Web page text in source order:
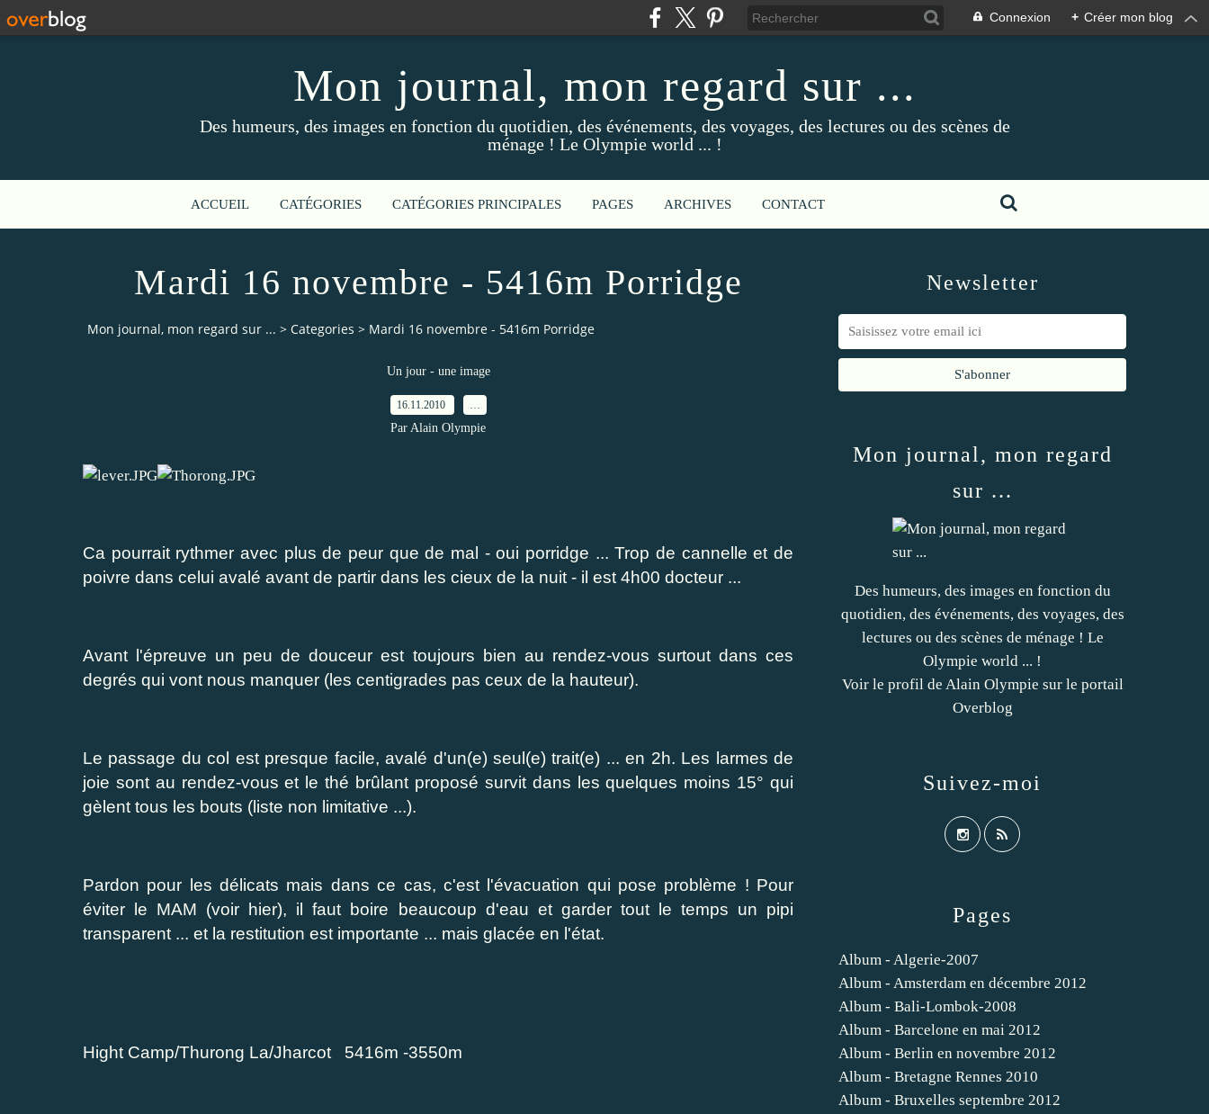
Connexion + Créer mon blog
Mon journal, mon regard sur ...
Des humeurs, des images en fonction du quotidien, des événements, des voyages, des lectures ou des scènes de
ménage ! Le Olympie world ... !
ACCUEIL CATÉGORIES CATÉGORIES PRINCIPALES PAGES ARCHIVES CONTACT
Mardi 16 novembre - 5416m Porridge
Mon journal, mon regard sur ... > Categories > Mardi 16 novembre - 5416m Porridge
Un jour - une image
16.11.2010
Par Alain Olympie
Ca pourrait rythmer avec plus de peur que de mal - oui porridge ... Trop de cannelle et de
poivre dans celui avalé avant de partir dans les cieux de la nuit - il est 4h00 docteur ...
Avant l'épreuve un peu de douceur est toujours bien au rendez-vous surtout dans ces
degrés qui vont nous manquer (les centigrades pas ceux de la hauteur).
Le passage du col est presque facile, avalé d'un(e) seul(e) trait(e) ... en 2h. Les larmes de
joie sont au rendez-vous et le thé brûlant proposé survit dans les quelques moins 15° qui
gèlent tous les bouts (liste non limitative ...).
Pardon pour les délicats mais dans ce cas, c'est l'évacuation qui pose problème ! Pour
éviter le MAM (voir hier), il faut boire beaucoup d'eau et garder tout le temps un pipi
transparent ... et la restitution est importante ... mais glacée en l'état.
Hight Camp/Thurong La/Jharcot 5416m -3550m
Newsletter
Pages
Album - Algerie-2007
Album - Amsterdam en décembre 2012
Album - Bali-Lombok-2008
Album - Barcelone en mai 2012
Album - Berlin en novembre 2012
Album - Bretagne Rennes 2010
Album - Bruxelles septembre 2012
Mon journal, mon regard
sur ...
Des humeurs, des images en fonction du
quotidien, des événements, des voyages, des
lectures ou des scènes de ménage ! Le
Olympie world ... !
Voir le profil de Alain Olympie sur le portail
Overblog
Suivez-moi